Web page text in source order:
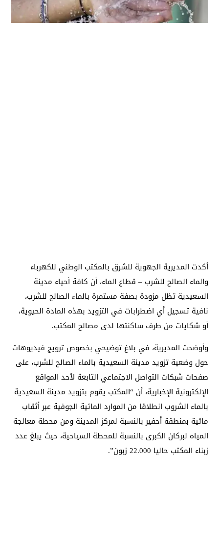
أكدت المديرية الجهوية للشرق بالمكتب الوطني للكهرباء
والماء الصالح للشرب – قطاع الماء، أن كافة أحياء مدينة
السعيدية تظل مزودة بصفة مستمرة بالماء الصالح للشرب،
نافية تسجيل أي اضطرابات في التزويد بهذه المادة الحيوية،
أو شكايات من طرف ساكنتها لدى مصالح المكتب.
وأوضحت المديرية، في بلاغ توضيحي بخصوص ترويج فيديوهات
حول وضعية تزويد مدينة السعيدية بالماء الصالح للشرب، على
صفحات شبكات التواصل الاجتماعي التابعة لأحد المواقع
الإلكترونية الإخبارية، أن “المكتب يقوم بتزويد مدينة السعيدية
بالماء الشروب انطلاقا من الموارد المائية الجوفية عبر أثقاب
مائية بمنطقة أحفير بالنسبة لمركز المدينة ومن محطة معالجة
المياه لبركان الكبرى بالنسبة للمحطة السياحية، حيث يبلغ عدد
زبناء المكتب حاليا 22.000 زبون”.